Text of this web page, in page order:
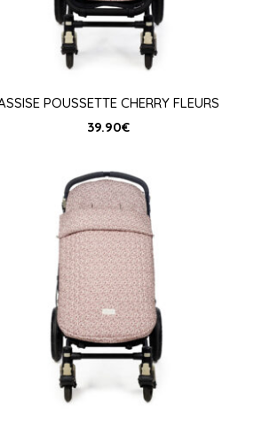
POUSSETTE CHERRY FLEURS
39.90€